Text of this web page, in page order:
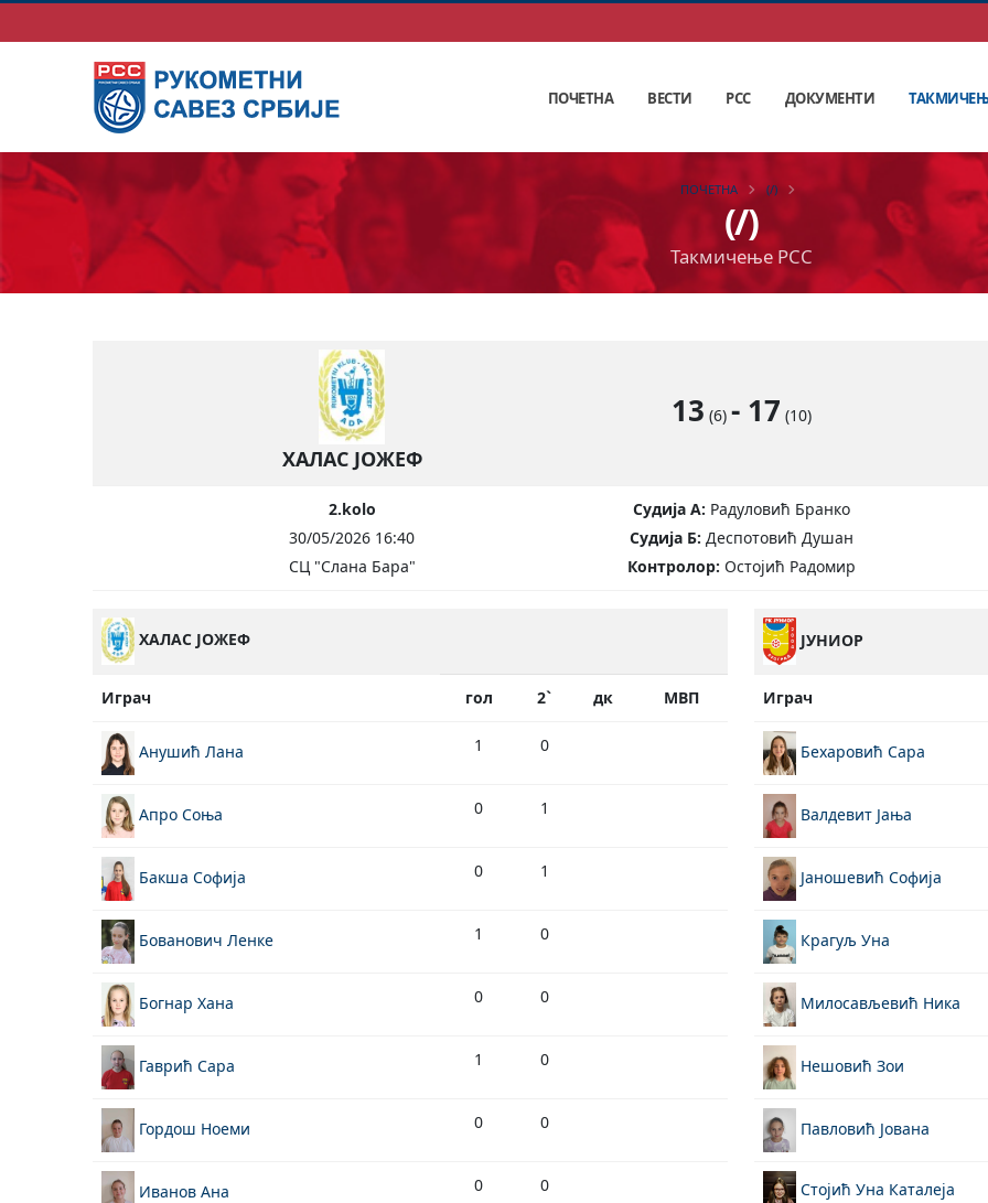
ПОЧЕТНА ВЕСТИ РСС ДОКУМЕНТИ
(/)
Такмичење РСС
ПОЧЕТНА (/)
ХАЛАС ЈОЖЕФ
13 (6) - 17 (10)
2.kolo
30/05/2026 16:40
СЦ "Слана Бара"
Судија А: Радуловић Бранко
Судија Б: Деспотовић Душан
Контролор: Остојић Радомир
ХАЛАС ЈОЖЕФ
Играч гол 2` дк МВП
Анушић Лана 1 0
Апро Соња 0 1
Бакша Софија 0 1
Бованович Ленке 1 0
Богнар Хана 0 0
Гаврић Сара 1 0
Гордош Ноеми 0 0
Иванов Ана 0 0
ЈУНИОР
Играч
Бехаровић Сара
Валдевит Јања
Јаношевић Софија
Крагуљ Уна
Милосављевић Ника
Нешовић Зои
Павловић Јована
Стојић Уна Каталеја